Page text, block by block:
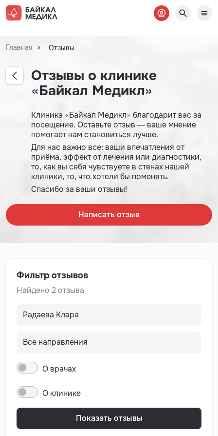
Главная Отзывы
Отзывы о клинике
«Байкал Медикл»
Клиника «Байкал Медикл» благодарит вас за
посещение. Оставьте отзыв — ваше мнение
помогает нам становиться лучше.
Для нас важно все: ваши впечатления от
приёма, эффект от лечения или диагностики,
то, как вы себя чувствуете в стенах нашей
клиники, то, что хотели бы поменять.
Спасибо за ваши отзывы!
Написать отзыв
Фильтр отзывов
Найдено 2 отзыва
О врачах
О клинике
Показать отзывы